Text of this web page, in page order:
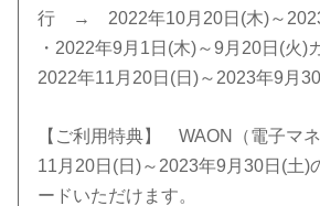
行 → 2022年10月20日(木)～
・2022年9月1日(木)～9月20日(
2022年11月20日(日)～2023年9月
【ご利用特典】 WAON（電子マ
11月20日(日)～2023年9月30日(土)
ードいただけます。